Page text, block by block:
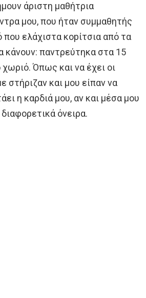
άριστη μαθήτρια
μου, που ήταν συμμαθητής
που ελάχιστα κopίτσια από τα
κάνουν: παντρεύτηκα στα 15
χωριό. Όπως και να έχει οι
στήριζαν και μου είπαν να
η καρδιά μου, αν και μέσα μου
όνειρα.